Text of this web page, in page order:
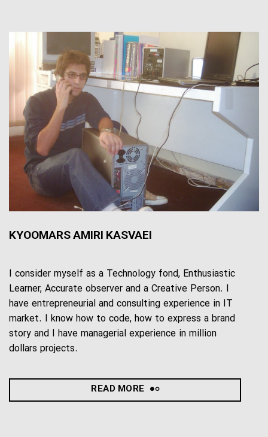
KYOOMARS AMIRI KASVAEI
I consider myself as a Technology fond, Enthusiastic
Learner, Accurate observer and a Creative Person. I
have entrepreneurial and consulting experience in IT
market. I know how to code, how to express a brand
story and I have managerial experience in million
dollars projects.
READ MORE